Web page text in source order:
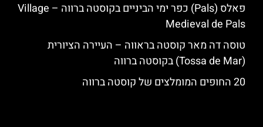
פאלס (Pals) כפר ימי הביניים בקוסטה ברווה – ‪‪Village
Medieval de Pals‬‬
טוסה דה מאר קוסטה בראווה – העיירה הציורית
(Tossa de Mar) בקוסטה ברווה
20 החופים המומלצים של קוסטה ברווה